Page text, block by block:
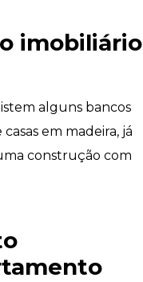
imobiliário
alguns bancos
em madeira, já
construção com